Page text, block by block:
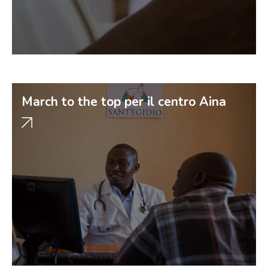
March to the top per il centro Aina